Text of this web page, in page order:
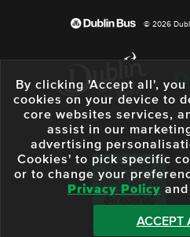
© 2026
By clicking 'Accept all',
cookies on your device to
core websites services,
assist in our
advertising
Cookies' to pick specific
or to change your
Privacy Policy and
ACCEPT